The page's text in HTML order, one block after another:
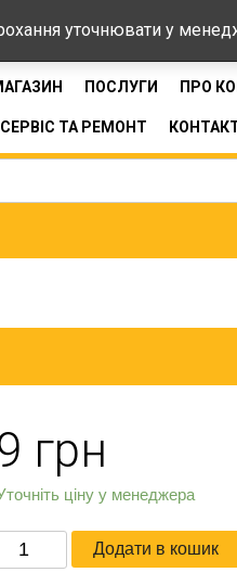
ПОСЛУГИ ПРО
СЕРВІС ТА РЕМОНТ
грн
ціну у менеджера
Прокладка
Додати в кошик
уточнювати у